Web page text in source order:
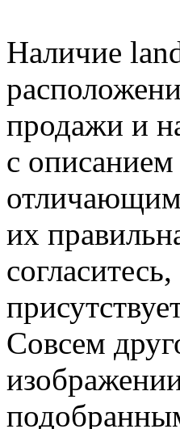
Наличие
продажи и
с
отличающим
их
Совсем